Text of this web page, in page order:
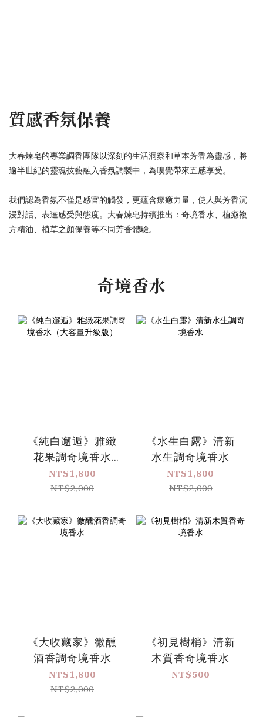
質感香氛保養
大春煉皂的專業調香團隊以深刻的生活洞察和草本芳香為靈感，將
逾半世紀的靈魂技藝融入香氛調製中，為嗅覺帶來五感享受。
我們認為香氛不僅是感官的觸發，更蘊含療癒力量，使人與芳香沉
浸對話、表達感受與態度。大春煉皂持續推出：奇境香水、植癒複
方精油、植草之顏保養等不同芳香體驗。
奇境香水
《純白邂逅》雅緻
花果調奇境香水
（大容量升級版）
NT$1,800
NT$2,000
《水生白露》清新
水生調奇境香水
NT$1,800
NT$2,000
《大收藏家》微醺
酒香調奇境香水
NT$1,800
NT$2,000
《初見樹梢》清新
木質香奇境香水
NT$500